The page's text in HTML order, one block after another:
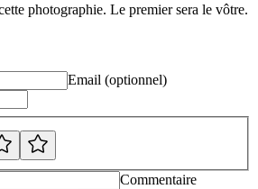
photographie. Le premier sera le vôtre.
Email (optionnel)
Commentaire